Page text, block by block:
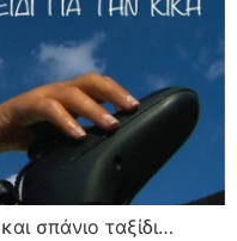
σπάνιο ταξίδι…